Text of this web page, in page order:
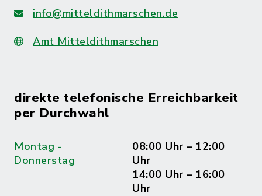
info@mitteldithmarschen.de
Amt Mitteldithmarschen
direkte telefonische Erreichbarkeit
per Durchwahl
Montag -
Donnerstag
08:00 Uhr – 12:00
Uhr
14:00 Uhr – 16:00
Uhr